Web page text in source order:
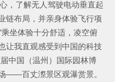
，了解无人驾驶电动垂直起
链布局，并亲身体验飞行项
坐体验十分舒适，凌空俯
让我直观感受到中国的科技
中国（温州）国际园林博
——百丈漈景区观瀑赏景。